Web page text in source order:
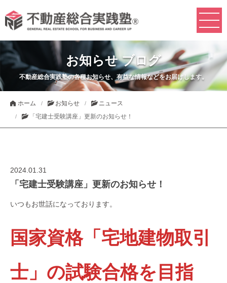
お知らせ ブログ
不動産総合実践塾の各種お知らせ、有益な情報などをお届けします。
ホーム お知らせ
ニュース
「宅建士受験講座」更新のお知らせ！
2024.01.31
「宅建士受験講座」更新のお知らせ！
いつもお世話になっております。
国家資格「宅地建物取引
士」の試験合格を目指